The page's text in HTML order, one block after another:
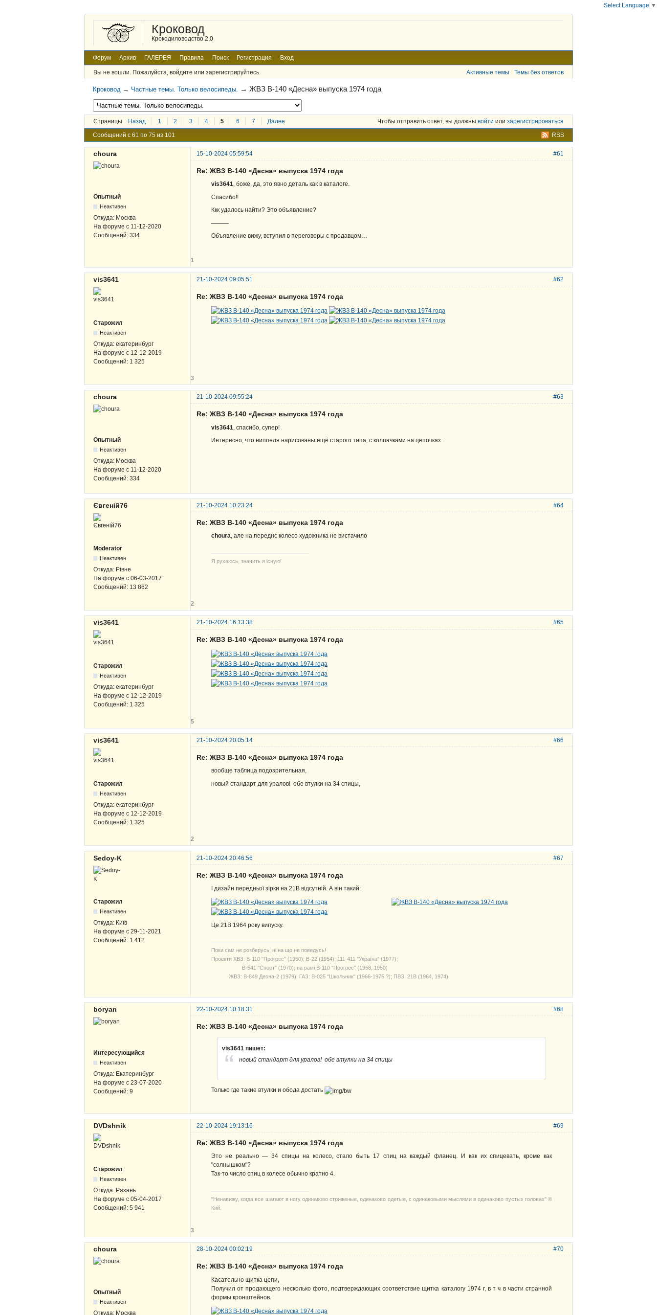
Кроковод
Крокодиловодство 2.0
Форум Архив ГАЛЕРЕЯ Правила Поиск Регистрация Вход
Вы не вошли. Пожалуйста, войдите или зарегистрируйтесь. Активные темы Темы без ответов
Кроковод → Частные темы. Только велосипеды. →ЖВЗ В-140 «Десна» выпуска 1974 года
Страницы Назад 1 2 3 4 5 6 7 Далее Чтобы отправить ответ, вы должны войти или зарегистрироваться
RSS
Сообщений с 61 по 75 из 101
#61
choura 15-10-2024 05:59:54
Опытный
Неактивен
Откуда: Москва
На форуме с 11-12-2020
Сообщений: 334
Re: ЖВЗ В-140 «Десна» выпуска 1974 года
vis3641, боже, да, это явно деталь как в каталоге.
Спасибо!!
Ккк удалось найти? Это объявление?
———
Объявление вижу, вступил в переговоры с продавцом…
1
#62
vis3641 21-10-2024 09:05:51
Старожил
Неактивен
Откуда: екатеринбург
На форуме с 12-12-2019
Сообщений: 1 325
Re: ЖВЗ В-140 «Десна» выпуска 1974 года
3
#63
choura 21-10-2024 09:55:24
Опытный
Неактивен
Откуда: Москва
На форуме с 11-12-2020
Сообщений: 334
Re: ЖВЗ В-140 «Десна» выпуска 1974 года
vis3641 , спасибо, супер!
Интересно, что ниппеля нарисованы ещё старого типа, с колпачками на цепочках...
#64
Євгеній76 21-10-2024 10:23:24
Moderator
Неактивен
Откуда: Рівне
На форуме с 06-03-2017
Сообщений: 13 862
Re: ЖВЗ В-140 «Десна» выпуска 1974 года
choura, але на переднє колесо художника не вистачило
Я рухаюсь, значить я існую!
2
#65
vis3641 21-10-2024 16:13:38
Старожил
Неактивен
Откуда: екатеринбург
На форуме с 12-12-2019
Сообщений: 1 325
Re: ЖВЗ В-140 «Десна» выпуска 1974 года
5
#66
vis3641 21-10-2024 20:05:14
Старожил
Неактивен
Откуда: екатеринбург
На форуме с 12-12-2019
Сообщений: 1 325
Re: ЖВЗ В-140 «Десна» выпуска 1974 года
вообще таблица подозрительная,
новый стандарт для уралов! обе втулки на 34 спицы,
2
#67
Sedoy-K 21-10-2024 20:46:56
Старожил
Неактивен
Откуда: Київ
На форуме с 29-11-2021
Сообщений: 1 412
Re: ЖВЗ В-140 «Десна» выпуска 1974 года
І дизайн передньої зірки на 21В відсутній. А він такий:
Це 21В 1964 року випуску.
Поки сам не розберусь, ні на що не поведусь!
Проекти ХВЗ: В-110 "Прогрес" (1950); В-22 (1954); 111-411 "Україна" (1977);
В-541 "Спорт" (1970); на рамі В-110 "Прогрес" (1958, 1950)
ЖВЗ: В-849 Десна-2 (1979); ГАЗ: В-025 "Школьник" (1966-1975 ?); ПВЗ: 21В (1964, 1974)
#68
boryan 22-10-2024 10:18:31
Интересующийся
Неактивен
Откуда: Екатеринбург
На форуме с 23-07-2020
Сообщений: 9
Re: ЖВЗ В-140 «Десна» выпуска 1974 года
vis3641 пишет:
новый стандарт для уралов! обе втулки на 34 спицы
Только где такие втулки и обода достать
#69
DVDshnik 22-10-2024 19:13:16
Старожил
Неактивен
Откуда: Рязань
На форуме с 05-04-2017
Сообщений: 5 941
Re: ЖВЗ В-140 «Десна» выпуска 1974 года
Это не реально — 34 спицы на колесо, стало быть 17 спиц на каждый фланец. И как их спицевать, кроме как
"солнышком"?
Так-то число спиц в колесе обычно кратно 4.
"Ненавижу, когда все шагают в ногу одинаково стриженые, одинаково одетые, с одинаковыми мыслями в одинаково пустых головах" ©
Кий.
3
#70
choura 28-10-2024 00:02:19
Опытный
Неактивен
Откуда: Москва
Re: ЖВЗ В-140 «Десна» выпуска 1974 года
Касательно щитка цепи,
Получил от продающего несколько фото, подтверждающих соответствие щитка каталогу 1974 г, в т ч в части странной
формы кронштейнов.
Select Language ▼